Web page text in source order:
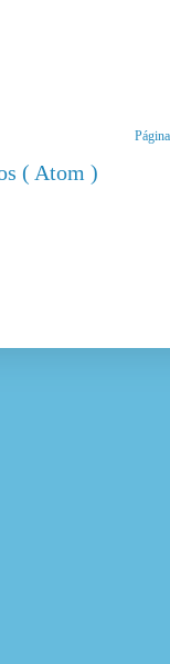
( Atom )